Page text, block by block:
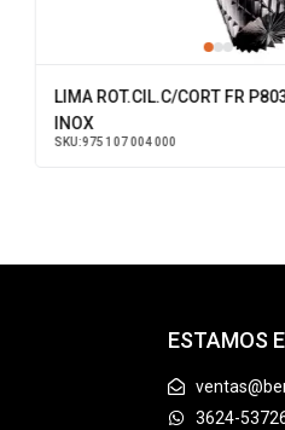
LIMA ROT.CIL.C/CORT FR
INOX
SKU:975 107 004 000
ESTAMOS
3624-